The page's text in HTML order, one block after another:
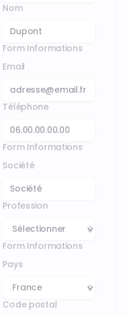
Nom
Form Informations
Email
Téléphone
Form Informations
Société
Profession
Form Informations
Pays
Code postal